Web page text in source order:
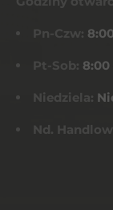
Pn-Czw:
Pt-Sob: 8:00
Niedziela:
Nd.